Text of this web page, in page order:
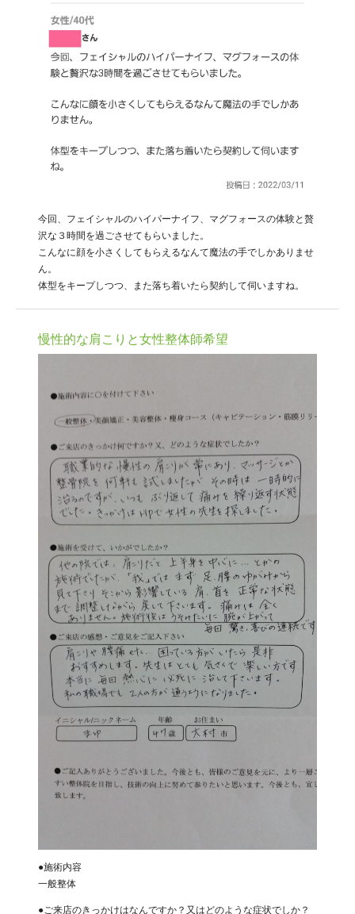
今回、フェイシャルのハイパーナイフ、マグフォースの体験と贅
沢な３時間を過ごさせてもらいました。
こんなに顔を小さくしてもらえるなんて魔法の手でしかありませ
ん。
体型をキープしつつ、また落ち着いたら契約して伺いますね。
慢性的な肩こりと女性整体師希望
●施術内容
一般整体
●ご来店のきっかけはなんですか？又はどのような症状でしか？